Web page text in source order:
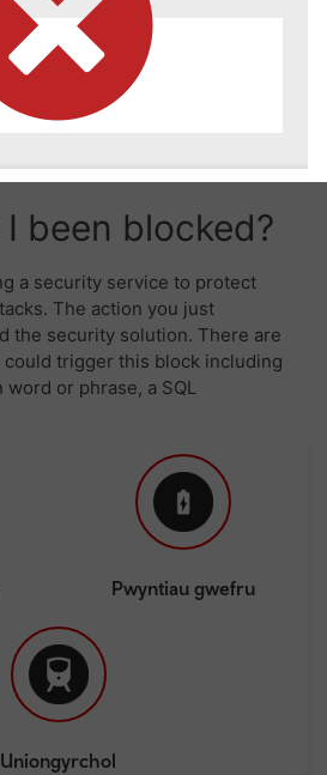
Pwyntiau gwefru
Uniongyrchol